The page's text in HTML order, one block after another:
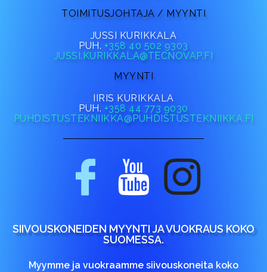
TOIMITUSJOHTAJA / MYYNTI
JUSSI KURIKKALA
PUH. +358 40 502 9303
JUSSI.KURIKKALA@TECNOVAP.FI
MYYNTI
IIRIS KURIKKALA
PUH. +358 44 773 9030
PUHDISTUSTEKNIIKKA@PUHDISTUSTEKNIIKKA.FI
SIIVOUSKONEIDEN MYYNTI JA VUOKRAUS KOKO
SUOMESSA.
Myymme ja vuokraamme siivouskoneita koko